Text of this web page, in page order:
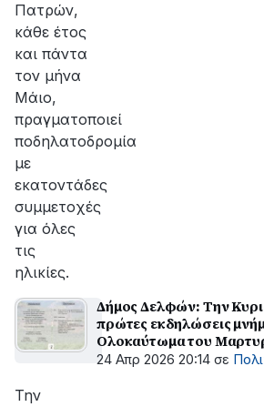
Πατρών,
κάθε έτος
και πάντα
τον μήνα
Μάιο,
πραγματοποιεί
ποδηλατοδρομία
με
εκατοντάδες
συμμετοχές
για όλες
τις
ηλικίες.
Δήμος Δελφών: Την
πρώτες εκδηλώσεις
Ολοκαύτωμα του Μαρτυρικού Χωριού
Ελαιώνα
24 Απρ 2026 20:14 σε
Την